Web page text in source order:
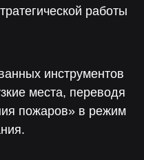
работы
инструментов
места, переводя
пожаров» в режим